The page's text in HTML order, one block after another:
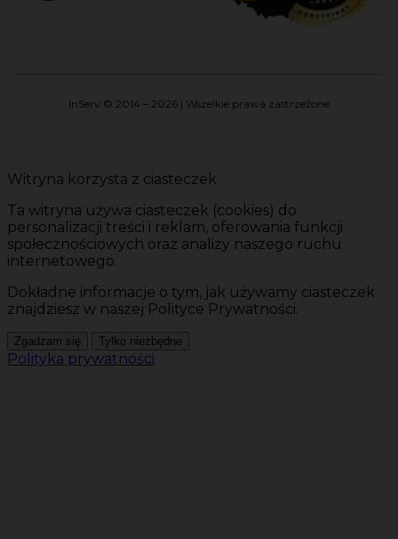
InServ © 2014 – 2026 | Wszelkie prawa zastrzeżone
Witryna korzysta z ciasteczek
Ta witryna używa ciasteczek (cookies) do
personalizacji treści i reklam, oferowania funkcji
społecznościowych oraz analizy naszego ruchu
internetowego.
Dokładne informacje o tym, jak używamy ciasteczek
znajdziesz w naszej Polityce Prywatności.
Zgadzam się Tylko niezbędne
Polityka prywatności